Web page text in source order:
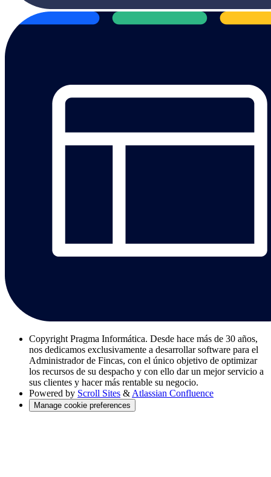
Copyright Pragma Informática. Desde hace más de 30 años,
nos dedicamos exclusivamente a desarrollar software para el
Administrador de Fincas, con el único objetivo de optimizar
los recursos de su despacho y con ello dar un mejor servicio a
sus clientes y hacer más rentable su negocio.
Powered by Scroll Sites & Atlassian Confluence
Manage cookie preferences